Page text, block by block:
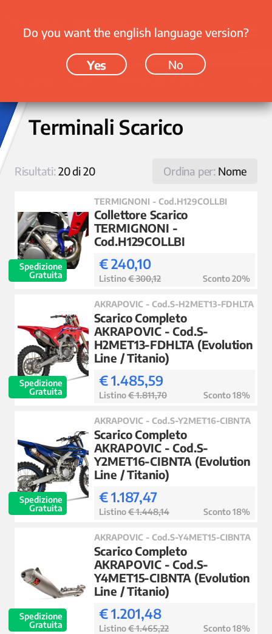
Terminali Scarico
Ordina per: Nome
Risultati:20 di 20
Spedizione
Gratuita
TERMIGNONI - Cod.H129COLLBI
Collettore Scarico
TERMIGNONI -
Cod.H129COLLBI
€ 240,10
Listino€ 300,12 Sconto 20%
Spedizione
Gratuita
AKRAPOVIC - Cod.S-H2MET13-FDHLTA
Scarico Completo
AKRAPOVIC - Cod.S-
H2MET13-FDHLTA (Evolution
Line / Titanio)
€ 1.485,59
Listino€ 1.811,70 Sconto 18%
Spedizione
Gratuita
AKRAPOVIC - Cod.S-Y2MET16-CIBNTA
Scarico Completo
AKRAPOVIC - Cod.S-
Y2MET16-CIBNTA (Evolution
Line / Titanio)
€ 1.187,47
Listino€ 1.448,14 Sconto 18%
Spedizione
Gratuita
AKRAPOVIC - Cod.S-Y4MET15-CIBNTA
Scarico Completo
AKRAPOVIC - Cod.S-
Y4MET15-CIBNTA (Evolution
Line / Titanio)
€ 1.201,48
Listino€ 1.465,22 Sconto 18%
Do you want the english language version?
Yes No